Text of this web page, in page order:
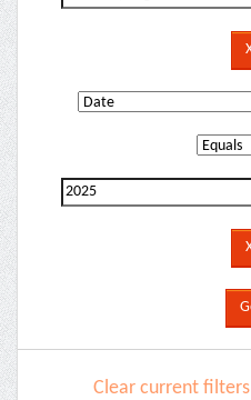
Clear current filters